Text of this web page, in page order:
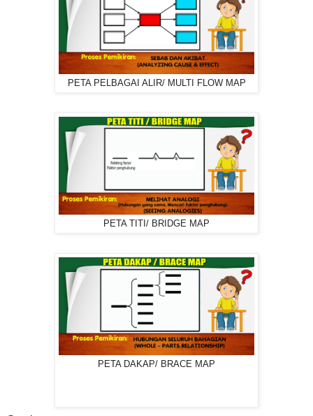
PETA PELBAGAI ALIR/ MULTI FLOW MAP
PETA TITI/ BRIDGE MAP
PETA DAKAP/ BRACE MAP